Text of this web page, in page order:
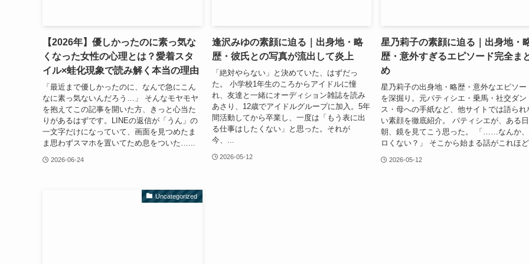
【2026年】優しかったのに素っ気な
くなった女性の心理とは？愛着スタ
イル×蛙化現象で読み解く本当の理由
「最近まで優しかったのに、なんで急にこん
なに素っ気ないんだろう…」 そんなモヤモヤ
を抱えてこの記事を開いた方、きっと心当た
りがあるはずです。LINEの返信が「うん」の
一文字だけになっていて、画面を見つめたま
ま思わずスマホを置いてため息をついた…...
2026-06-24
逢沢みゆの素顔に迫る｜出身地・略
歴・彼氏との写真が流出して炎上
「絶対やらない」と決めていた、はずだっ
た。 小学校1年生のころからアイドルに憧
れ、友達と一緒にオーディション雑誌を読み
あさり、12歳でアイドルグループに加入。5年
間活動してから卒業し、一度は「もう表に出
る仕事はしたくない」と思った。それが
今、...
2026-05-12
星乃莉子の素顔に迫る｜出身地・
歴・意外すぎるエピソード完全ま
め
星乃莉子の出身地・略歴・意外なエピソー
を深掘り。元パティシエ・乗馬・社交ダン
ス・母への手紙など、他サイトでは語られ
い素顔を徹底紹介。 パティシエが、ある
朝、鏡を見てこう思った。 「……なんか
ロくない？」 そこから始まる話がこれほ
2026-05-12
Uncategorized